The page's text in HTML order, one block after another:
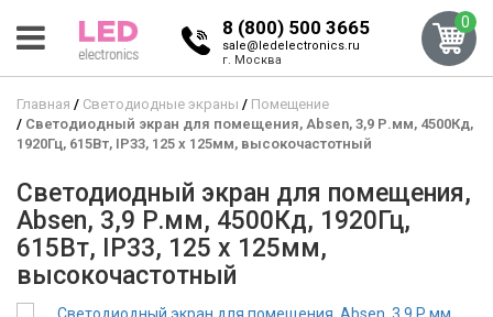
8 (800) 500 3665
sale@ledelectronics.ru
г. Москва
0
Главная Светодиодные экраны
Помещение
Светодиодный экран для помещения, Absen, 3,9 Р.мм, 4500Кд,
1920Гц, 615Вт, IP33, 125 x 125мм, высокочастотный
Светодиодный экран для помещения,
Absen, 3,9 Р.мм, 4500Кд, 1920Гц,
615Вт, IP33, 125 x 125мм,
высокочастотный